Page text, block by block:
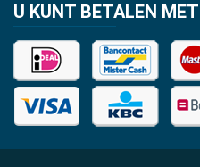
U KUNT BETALEN MET